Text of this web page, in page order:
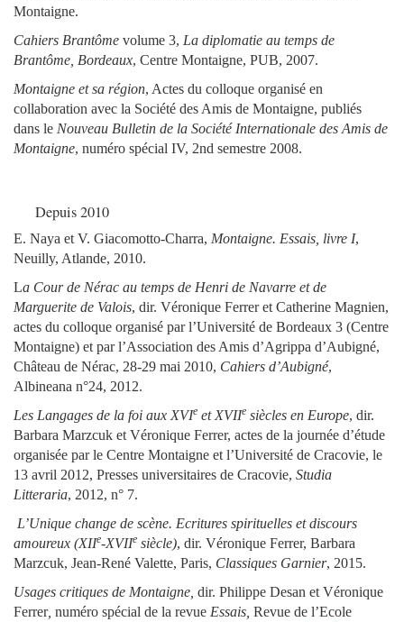
Montaigne.
Cahiers Brantôme volume 3, La diplomatie au temps de
Brantôme, Bordeaux, Centre Montaigne, PUB, 2007.
Montaigne et sa région, Actes du colloque organisé en
collaboration avec la Société des Amis de Montaigne, publiés
dans le Nouveau Bulletin de la Société Internationale des Amis de
Montaigne, numéro spécial IV, 2nd semestre 2008.
Depuis 2010
E. Naya et V. Giacomotto-Charra, Montaigne. Essais, livre I,
Neuilly, Atlande, 2010.
La Cour de Nérac au temps de Henri de Navarre et de
Marguerite de Valois, dir. Véronique Ferrer et Catherine Magnien,
actes du colloque organisé par l’Université de Bordeaux 3 (Centre
Montaigne) et par l’Association des Amis d’Agrippa d’Aubigné,
Château de Nérac, 28-29 mai 2010, Cahiers d’Aubigné,
Albineana n°24, 2012.
Les Langages de la foi aux XVIe et XVIIe siècles en Europe, dir.
Barbara Marzcuk et Véronique Ferrer, actes de la journée d’étude
organisée par le Centre Montaigne et l’Université de Cracovie, le
13 avril 2012, Presses universitaires de Cracovie, Studia
Litteraria, 2012, n° 7.
L’Unique change de scène. Ecritures spirituelles et discours
amoureux (XIIe-XVIIe siècle), dir. Véronique Ferrer, Barbara
Marzcuk, Jean-René Valette, Paris, Classiques Garnier, 2015.
Usages critiques de Montaigne, dir. Philippe Desan et Véronique
Ferrer, numéro spécial de la revue Essais, Revue de l’Ecole